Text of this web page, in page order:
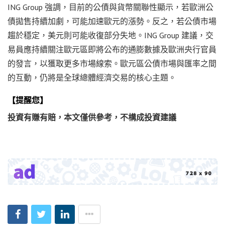
ING Group 強調，目前的公債與貨幣關聯性顯示，若歐洲公
債拋售持續加劇，可能加速歐元的漲勢。反之，若公債市場
趨於穩定，美元則可能收復部分失地。ING Group 建議，交
易員應持續關注歐元區即將公布的通膨數據及歐洲央行官員
的發言，以獲取更多市場線索。歐元區公債市場與匯率之間
的互動，仍將是全球總體經濟交易的核心主題。
【提醒您】
投資有賺有賠，本文僅供參考，不構成投資建議